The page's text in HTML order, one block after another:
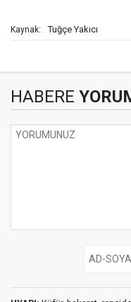
Kaynak: Tuğçe Yakıcı
HABERE